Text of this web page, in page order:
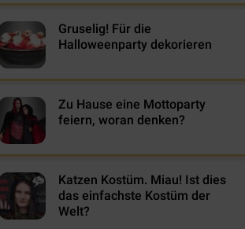
Gruselig! Für die
Halloweenparty dekorieren
Zu Hause eine Mottoparty
feiern, woran denken?
Katzen Kostüm. Miau! Ist dies
das einfachste Kostüm der
Welt?